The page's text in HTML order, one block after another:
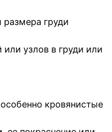
груди
узлов в груди или
кровянистые